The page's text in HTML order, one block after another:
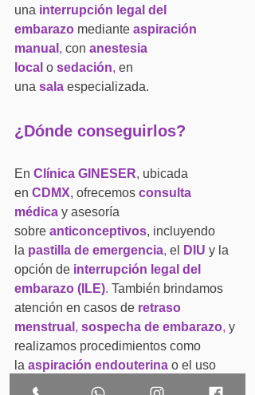
una interrupción legal del
embarazo mediante aspiración
manual , con anestesia
local o sedación, en
una sala especializada.
¿Dónde conseguirlos?
En Clínica GINESER, ubicada
en CDMX, ofrecemos consulta
médica y asesoría
sobre anticonceptivos, incluyendo
la pastilla de emergencia, el DIU y la
opción de interrupción legal del
embarazo (ILE). También brindamos
atención en casos de retraso
menstrual , sospecha de embarazo, y
realizamos procedimientos como
la aspiración endouterina o el uso
medicamentos
abortivos,